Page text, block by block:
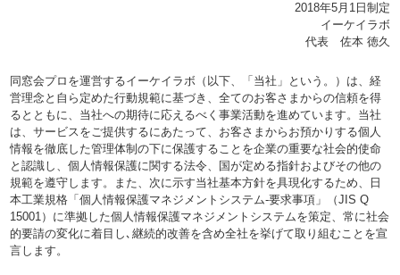
2018年5月1日制定
イーケイラボ
代表 佐本 徳久
同窓会プロを運営するイーケイラボ（以下、「当社」という。）は、経
営理念と自ら定めた行動規範に基づき、全てのお客さまからの信頼を得
るとともに、当社への期待に応えるべく事業活動を進めています。当社
は、サービスをご提供するにあたって、お客さまからお預かりする個人
情報を徹底した管理体制の下に保護することを企業の重要な社会的使命
と認識し、個人情報保護に関する法令、国が定める指針およびその他の
規範を遵守します。また、次に示す当社基本方針を具現化するため、日
本工業規格「個人情報保護マネジメントシステム-要求事項」（JIS Q
15001）に準拠した個人情報保護マネジメントシステムを策定、常に社会
的要請の変化に着目し､継続的改善を含め全社を挙げて取り組むことを宣
言します。